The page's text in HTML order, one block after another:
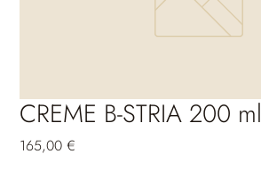
CREME B-STRIA 200 ml
165,00 €